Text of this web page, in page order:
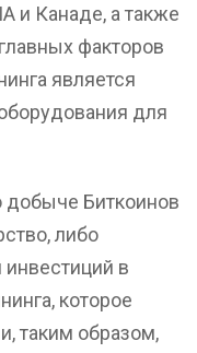
и Канаде, а также
факторов
является
для
добыче Биткоинов
либо
в
которое
таким образом,